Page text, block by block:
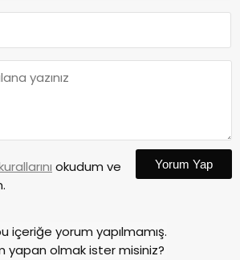
okudum ve
Yorum Yap
içeriğe yorum yapılmamış.
yapan olmak ister misiniz?